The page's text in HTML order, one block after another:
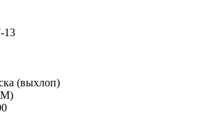
13
(выхлоп)